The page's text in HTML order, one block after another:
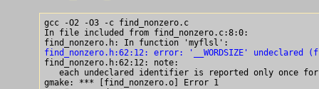
gcc -O2 -O3 -c find_nonzero.c
In file included from find_nonzero.c:8:0:
find_nonzero.h:62:12: error: '__WORDSIZE'
find_nonzero.h:62:12: note:
each undeclared identifier is reported only once
gmake: *** [find_nonzero.o] Error 1